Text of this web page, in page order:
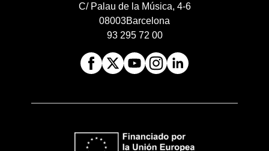
C/ Palau de la Música, 4-6
08003Barcelona
93 295 72 00